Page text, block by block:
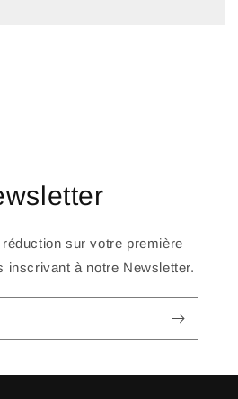
sur votre première
inscrivant à notre Newsletter.